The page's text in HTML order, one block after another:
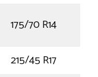
175/70 R14
215/45 R17